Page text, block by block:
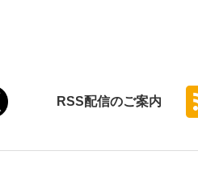
RSS配信のご案内